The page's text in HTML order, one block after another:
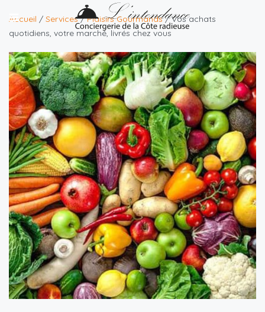
Accueil / Services/Plaisirs Gourmands/ Vos achats
quotidiens, votre marché, livrés chez vous